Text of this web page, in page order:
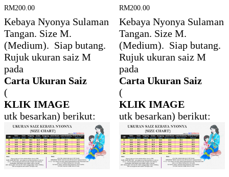
RM200.00
Kebaya Nyonya Sulaman
Tangan. Size M.
(Medium). Siap butang.
Rujuk ukuran saiz M
pada
Carta Ukuran Saiz
(
KLIK IMAGE
utk besarkan) berikut:
RM200.00
Kebaya Nyonya Sulaman
Tangan. Size M.
(Medium). Siap butang.
Rujuk ukuran saiz M
pada
Carta Ukuran Saiz
(
KLIK IMAGE
utk besarkan) berikut: